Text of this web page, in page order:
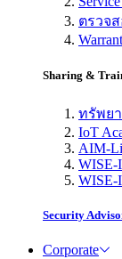
ตรวจ
Sharing &
ทรัพย
IoT
AIM-
WISE-
WISE-
Security
Corporate